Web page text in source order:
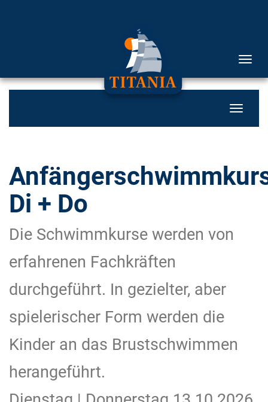
Menü
Di + Do
Die Schwimmkurse werden von
erfahrenen Fachkräften
durchgeführt. In gezielter, aber
spielerischer Form werden die
Kinder an das Brustschwimmen
herangeführt.